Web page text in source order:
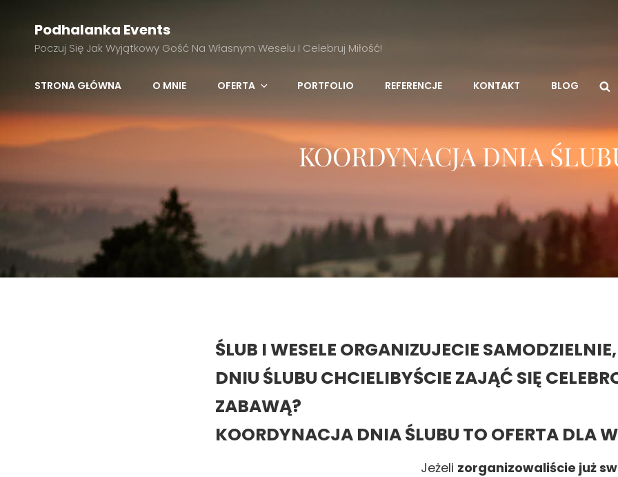
Podhalanka Events
Poczuj Się Jak Wyjątkowy Gość Na Własnym Weselu I Celebruj Miłość!
STRONA GŁÓWNA O MNIE OFERTA PORTFOLIO REFERENCJE KONTAKT BLOG
KOORDYNACJA DNIA
ŚLUB I WESELE ORGANIZUJECIE
DNIU ŚLUBU CHCIELIBYŚCIE ZAJĄĆ SIĘ
ZABAWĄ?
KOORDYNACJA DNIA ŚLUBU TO OFERTA DLA
Jeżeli zorganizowaliście już